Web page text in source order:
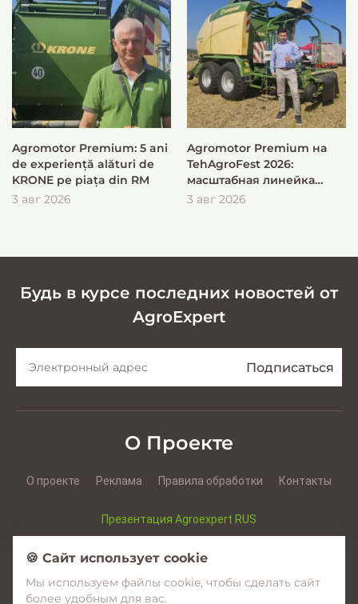
Agromotor Premium: 5 ani
de experiență alături de
KRONE pe piața din RM
3 авг 2026
Agromotor Premium на
TehAgroFest 2026:
масштабная линейка
KRONE для быстрой и
3 авг 2026
Будь в курсе последних новостей от
AgroExpert
О Проекте
О проекте Реклама Правила обработки Контакты
Презентация Agroexpert RUS
Facebook YouTube Instagram
🍪 Сайт использует cookie
Мы используем файлы cookie, чтобы сделать сайт
более удобным для вас.